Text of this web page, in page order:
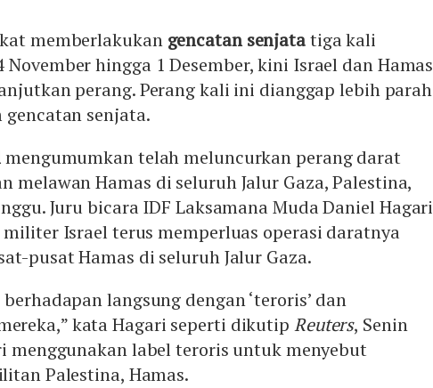
memberlakukan gencatan senjatatiga kali
November hingga 1 Desember, kini Israel dan Hamas
perang. Perang kali ini dianggap lebih parah
gencatan senjata.
mengumumkan telah meluncurkan perang darat
melawan Hamas di seluruh Jalur Gaza, Palestina,
Juru bicara IDF Laksamana Muda Daniel Hagari
Israel terus memperluas operasi daratnya
pusat Hamas di seluruh Jalur Gaza.
langsung dengan ‘teroris’ dan
kata Hagari seperti dikutip Reuters, Senin
menggunakan label teroris untuk menyebut
Palestina, Hamas.